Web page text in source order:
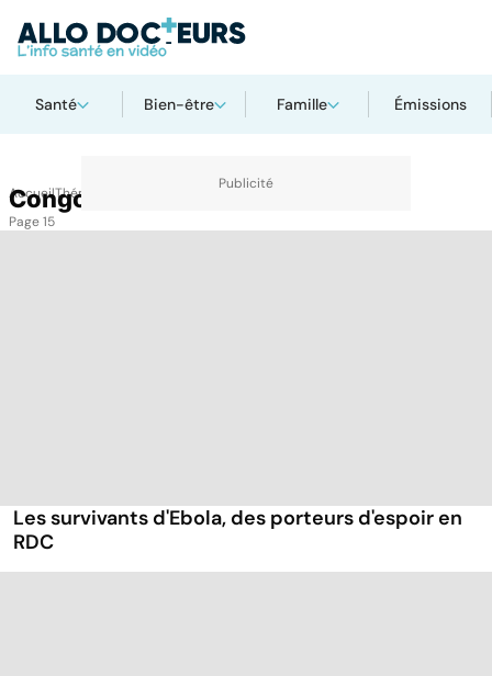
Santé Bien-être Famille Émissions
AccueilThématiques
Congo RDC
Page 15
Les survivants d'Ebola, des porteurs d'espoir en
RDC